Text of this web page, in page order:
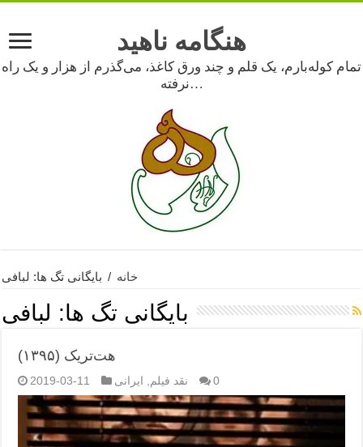
هنگامه ناهید
تمام کوله‌بارم، یک قلم و چند ورق کاغذ، می‌گذرم از هزار و یک راه
نرفته…
خانه / بایگانی تگ ها: لبافی
بایگانی تگ ها: لبافی
هت‌تریک (۱۳۹۵)
2019-03-11 نقد فیلم ایرانی 0